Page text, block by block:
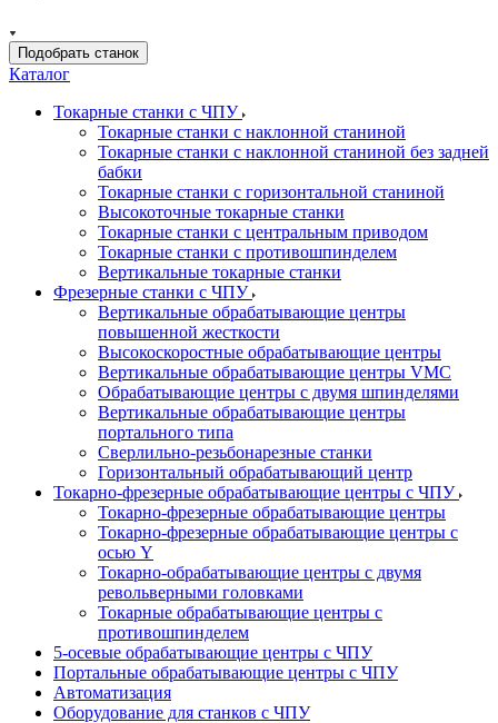
Подобрать станок
Каталог
Токарные станки с ЧПУ
Токарные станки с наклонной станиной
Токарные станки с наклонной станиной без задней
бабки
Токарные станки с горизонтальной станиной
Высокоточные токарные станки
Токарные станки с центральным приводом
Токарные станки с противошпинделем
Вертикальные токарные станки
Фрезерные станки с ЧПУ
Вертикальные обрабатывающие центры
повышенной жесткости
Высокоскоростные обрабатывающие центры
Вертикальные обрабатывающие центры VMC
Обрабатывающие центры с двумя шпинделями
Вертикальные обрабатывающие центры
портального типа
Сверлильно-резьбонарезные станки
Горизонтальный обрабатывающий центр
Токарно-фрезерные обрабатывающие центры с ЧПУ
Токарно-фрезерные обрабатывающие центры
Токарно-фрезерные обрабатывающие центры с
осью Y
Токарно-обрабатывающие центры c двумя
револьверными головками
Токарные обрабатывающие центры с
противошпинделем
5-осевые обрабатывающие центры с ЧПУ
Портальные обрабатывающие центры с ЧПУ
Автоматизация
Оборудование для станков с ЧПУ